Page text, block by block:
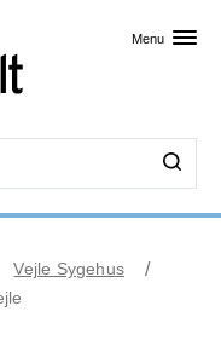
Menu
Vejle Sygehus